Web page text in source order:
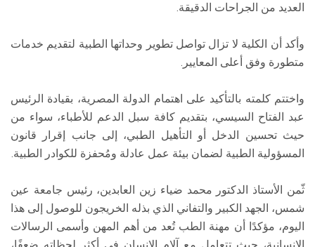
العديد من الجراحات الدقيقة.
وأكد أن الكلية لا تزال تواصل تطوير وحداتها الطبية لتقديم خدمات
متطورة وفق أعلى المعايير.
واختتم كلمته بالتأكيد على اهتمام الدولة المصرية، بقيادة الرئيس
عبد الفتاح السيسي، بتقديم كافة سبل الدعم للأطباء، سواء من
حيث تحسين الدخل أو التأهيل الطبي، إلى جانب إقرار قانون
المسؤولية الطبية لضمان بيئة عمل عادلة ومُحفزة للكوادر الطبية.
ثّمن الأستاذ الدكتور محمد ضياء زين العابدين، رئيس جامعة عين
شمس، الجهد الكبير والتفاني الذي بذله الخريجون للوصول إلى هذا
اليوم، مؤكدًا أن مهنة الطب تُعد من أهم المهن وأسمى الرسالات